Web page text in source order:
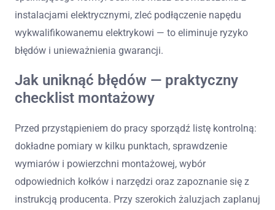
instalacjami elektrycznymi, zleć podłączenie napędu
wykwalifikowanemu elektrykowi — to eliminuje ryzyko
błędów i unieważnienia gwarancji.
Jak uniknąć błędów — praktyczny
checklist montażowy
Przed przystąpieniem do pracy sporządź listę kontrolną:
dokładne pomiary w kilku punktach, sprawdzenie
wymiarów i powierzchni montażowej, wybór
odpowiednich kołków i narzędzi oraz zapoznanie się z
instrukcją producenta. Przy szerokich żaluzjach zaplanuj